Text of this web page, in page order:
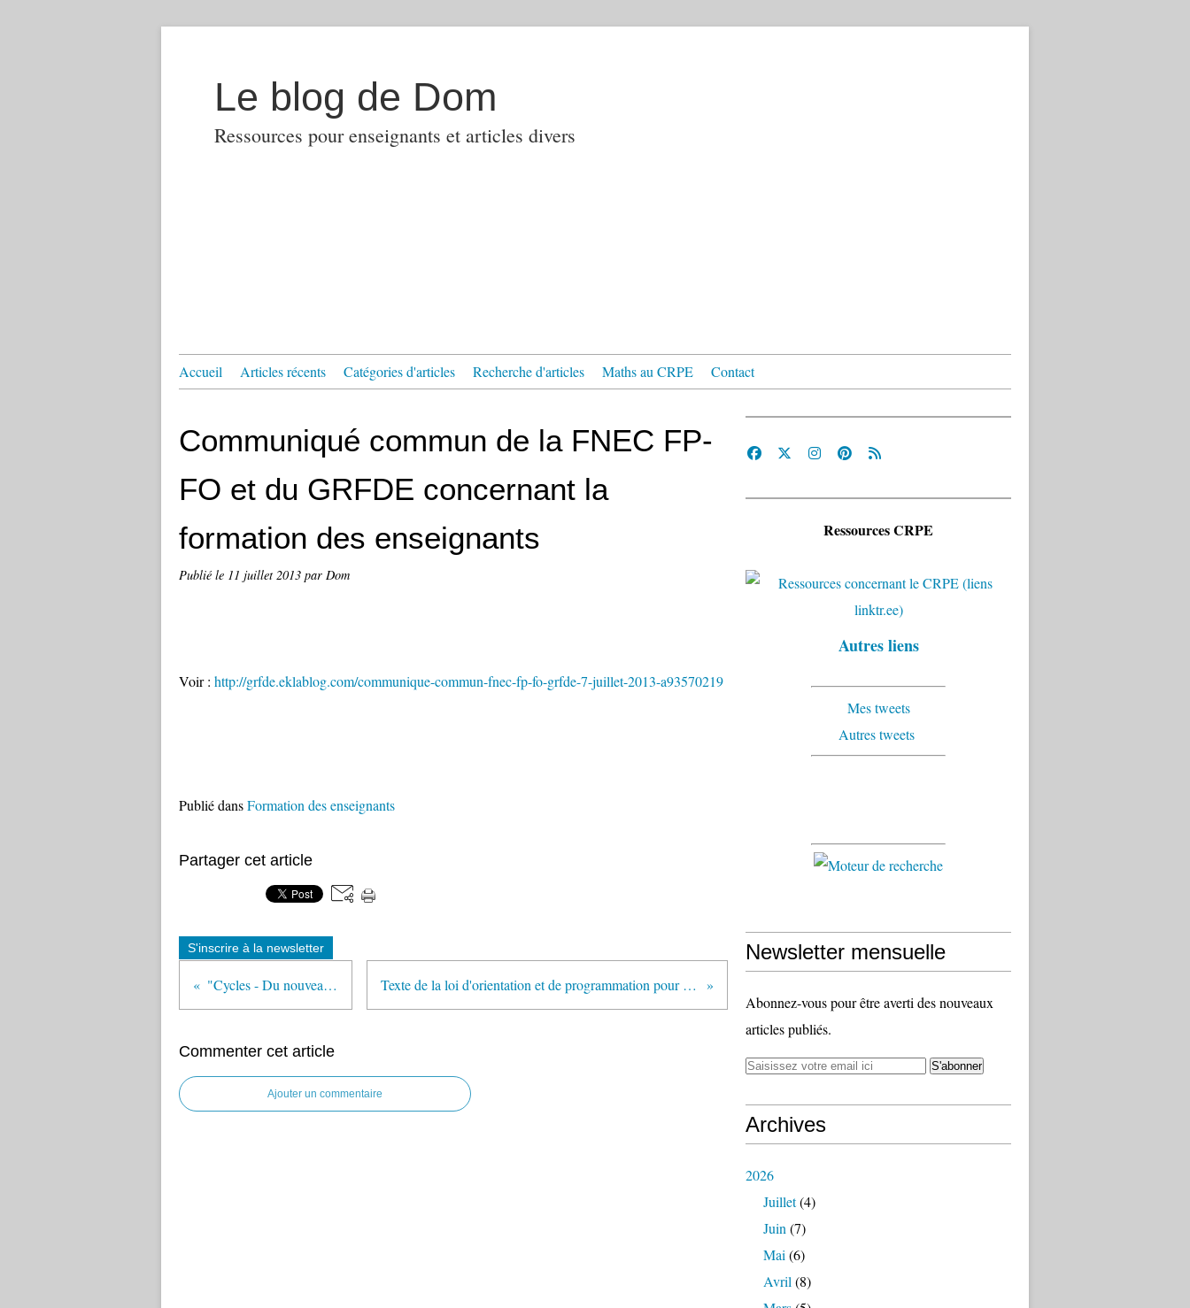
Le blog de Dom
Ressources pour enseignants et articles divers
Accueil Articles récents Catégories d'articles Recherche d'articles Maths au CRPE Contact
Communiqué commun de la FNEC FP-
FO et du GRFDE concernant la
formation des enseignants
Publié le 11 juillet 2013 par Dom
Voir : http://grfde.eklablog.com/communique-commun-fnec-fp-fo-grfde-7-juillet-2013-a93570219
Publié dansFormation des enseignants
Partager cet article
S'inscrire à la newsletter
"Cycles - Du nouveau à partir de 2014" (SNUipp-FSU) Texte de la loi d'orientation et de programmation pour la refondation de l'école de la République publiée dans le JO du 9 juillet 2013
Commenter cet article
Ajouter un commentaire
Ressources CRPE
Autres liens
Mes tweets
Autres tweets
Newsletter mensuelle
Abonnez-vous pour être averti des nouveaux
articles publiés.
Archives
2026
Juillet(4)
Juin (7)
Mai (6)
Avril (8)